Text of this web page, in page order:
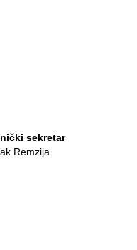
sekretar
Remzija